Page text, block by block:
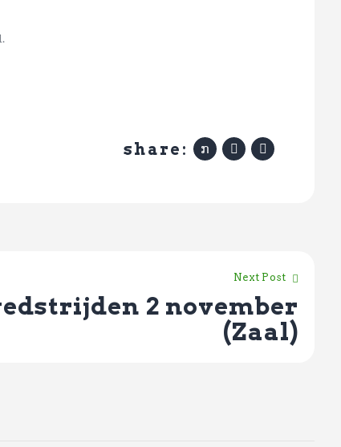
share:
Next Post
2 november
(Zaal)